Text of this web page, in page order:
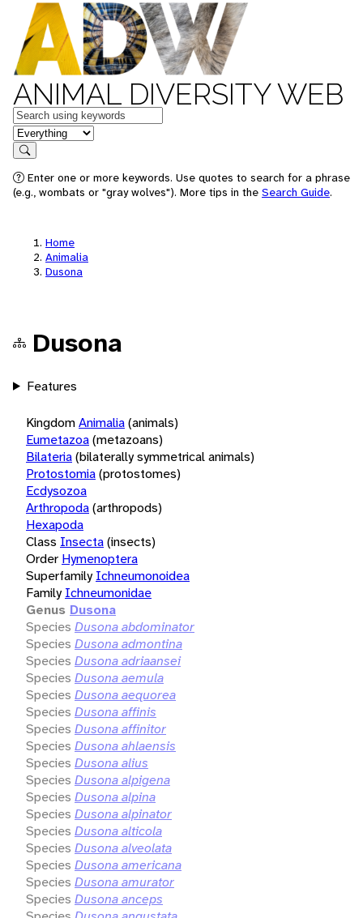
ANIMAL DIVERSITY WEB
Keywords
in feature
Search
Enter one or more keywords. Use quotes to search for a phrase
(e.g., wombats or "gray wolves"). More tips in the Search Guide.
Home
Animalia
Dusona
Dusona
Features
KingdomAnimalia(animals)
Eumetazoa(metazoans)
Bilateria(bilaterally symmetrical animals)
Protostomia(protostomes)
Ecdysozoa
Arthropoda(arthropods)
Hexapoda
Class Insecta(insects)
Order Hymenoptera
Superfamily Ichneumonoidea
Family Ichneumonidae
Genus Dusona
Species Dusona abdominator
Species Dusona admontina
Species Dusona adriaansei
Species Dusona aemula
Species Dusona aequorea
Species Dusona affinis
Species Dusona affinitor
Species Dusona ahlaensis
Species Dusona alius
Species Dusona alpigena
Species Dusona alpina
Species Dusona alpinator
Species Dusona alticola
Species Dusona alveolata
Species Dusona americana
Species Dusona amurator
Species Dusona anceps